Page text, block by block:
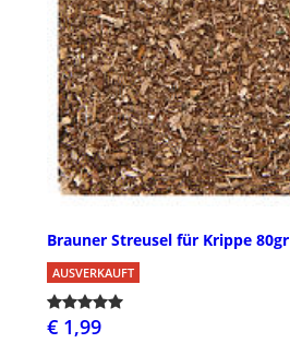
Brauner Streusel für Krippe 80gr
AUSVERKAUFT
€ 1,99